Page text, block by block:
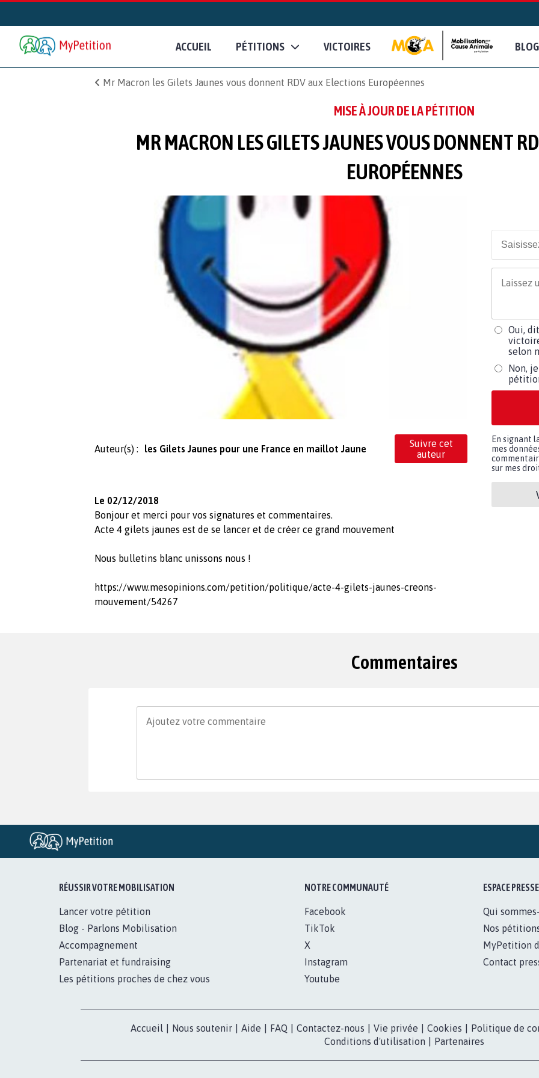
ACCUEIL PÉTITIONS VICTOIRES BLOG
Mr Macron les Gilets Jaunes vous donnent RDV aux Elections Européennes
MISE À JOUR DE LA PÉTITION
MR MACRON LES GILETS JAUNES VOUS DONNENT
EUROPÉENNES
Auteur(s) : les Gilets Jaunes pour une France en maillot Jaune
Suivre cet
auteur
Le 02/12/2018
Bonjour et merci pour vos signatures et commentaires.
Acte 4 gilets jaunes est de se lancer et de créer ce grand mouvement
Nous bulletins blanc unissons nous !
https://www.mesopinions.com/petition/politique/acte-4-gilets-jaunes-creons-
mouvement/54267
Oui,
selon
Non,
En signant
mes
sur mes
Commentaires
RÉUSSIR VOTRE MOBILISATION
Lancer votre pétition
Blog - Parlons Mobilisation
Accompagnement
Partenariat et fundraising
Les pétitions proches de chez vous
NOTRE COMMUNAUTÉ
Facebook
TikTok
X
Instagram
Youtube
ESPACE PRESSE
Qui
Nos
MyPetition
Contact
Accueil Nous soutenir Aide FAQ Contactez-nous Vie privée Cookies Politique de
Conditions d'utilisation
Partenaires